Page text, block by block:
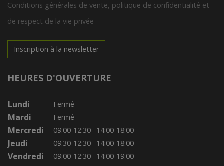
Conditions générales de vente, politique de confidentialité et
de respect de la vie privée
Inscription à la newsletter
HEURES D'OUVERTURE
Lundi Fermé
Mardi Fermé
Mercredi 09:00-12:30 14:00-18:00
Jeudi 09:30-12:30 14:00-18:00
Vendredi 09:00-12:30 14:00-19:00